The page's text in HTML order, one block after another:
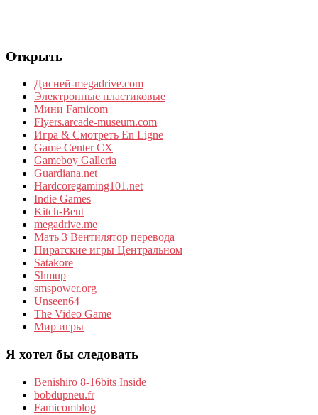
Открыть
Дисней-megadrive.com
Электронные пластиковые
Мини Famicom
Flyers.arcade-museum.com
Игра & Смотреть En Ligne
Game Center CX
Gameboy Galleria
Guardiana.net
Hardcoregaming101.net
Indie Games
Kitch-Bent
megadrive.me
Мать 3 Вентилятор перевода
Пиратские игры Центральном
Satakore
Shmup
smspower.org
Unseen64
The Video Game
Мир игры
Я хотел бы следовать
Benishiro 8-16bits Inside
bobdupneu.fr
Famicomblog